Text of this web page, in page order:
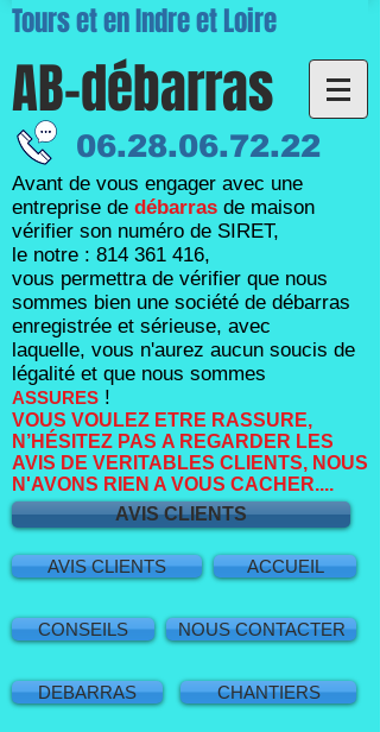
Tours et en Indre et Loire
AB-débarras
06.28.06.72.22
Avant de vous engager avec une
entreprise de débarras de maison
vérifier son numéro de SIRET,
le notre : 814 361 416,
vous permettra de vérifier que nous
sommes bien une société de débarras
enregistrée et sérieuse, avec
laquelle, vous n'aurez aucun soucis de
légalité et que nous sommes
ASSURES !
VOUS VOULEZ ETRE RASSURE,
N’HÉSITEZ PAS A REGARDER LES
AVIS DE VERITABLES CLIENTS, NOUS
N'AVONS RIEN A VOUS CACHER....
AVIS CLIENTS
AVIS CLIENTS ACCUEIL
CONSEILS
DEBARRAS
NOUS CONTACTER
CHANTIERS